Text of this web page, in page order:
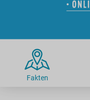
Radtouren am See
Kitesurfen
Kanu- & Kajaktouren
Badeseen in
Urlaub an der Küste
Unterkünfte
Hotels am See
Ferienwohnungen
Camping am See
Top-Hotels
Seen in Deutschland
Seen in Europa
Fakten